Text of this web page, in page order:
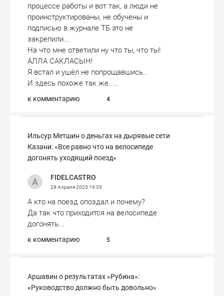
процессе работы и вот так, а люди не
проинструктированы, не обучены и
подписью в журнале ТБ это не
закрепили...
На что мне ответили ну что ты, что ты!
АЛЛА САКЛАСЫН!
Я встал и ушёл не попрощавшись..
И здесь похоже так же.....
к комментарию 4
Ильсур Метшин о деньгах на дырявые сети
Казани: «Все равно что на велосипеде
догонять уходящий поезд»
FIDELCASTRO
28 Апреля 202519:35
А кто на поезд опоздал и почему?
Да так что приходится на велосипеде
догонять...
к комментарию 5
Аршавин о результатах «Рубина»:
«Руководство должно быть довольно»